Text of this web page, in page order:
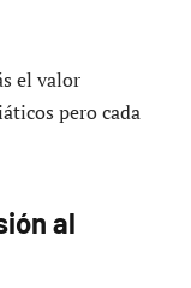
el valor
pero cada
al